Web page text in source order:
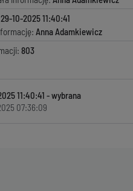
29-10-2025 11:40:41
Anna Adamkiewicz
803
11:40:41
07:36:09